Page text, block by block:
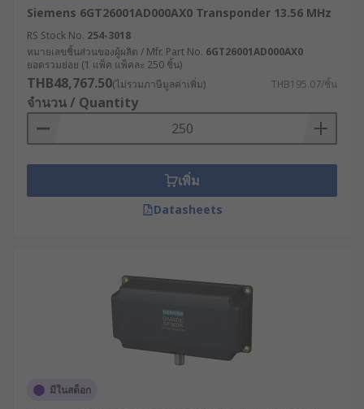
which mostly operates in line of sight mode. It
spans between a range of 3 kHz and 300 GHz,
with the lower end being applied in applications
such as submarines and radio stations whilst the
higher spectrum is used in applications such as
GPS, Wi-Fi, Bluetooth and TV broadcasting. An RF
module is typically used with a pair of
encoder/decoders. The encoder is used for
encoding parallel data for transmitting whilst the
reception is decoded by a decoder. Some of the
main functions of an RF Module are:
Bridging communication between two
RF can stretch communication between
Acts as a receiver module
Siemens 6GT26001AD000AX0 Transponder 13.56 MHz
RS Stock No. 254-3018
หมายเลขชิ้นส่วนของผู้ผลิต / Mfr. Part No. 6GT26001AD000AX0
ยอดรวมย่อย (1 แพ็ค แพ็คละ 250 ชิ้น)
THB48,767.50(ไม่รวมภาษีมูลค่าเพิ่ม) THB195.07/ชิ้น
จำนวน / Quantity
เพิ่ม
Datasheets
มีในสต็อก